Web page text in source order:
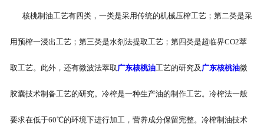
核桃制油工艺有四类，一类是采用传统的机械压榨工艺；第二类是采
用预榨一浸出工艺；第三类是水剂法提取工艺；第四类是超临界CO2萃
取工艺。此外，还有微波法萃取 广东核桃油工艺的研究及 广东核桃油微
胶囊技术制备工艺的研究。冷榨是一种生产油的制作工艺。冷榨法一般
要求在低于60℃的环境下进行加工，营养成分保留完整。冷榨制油技术